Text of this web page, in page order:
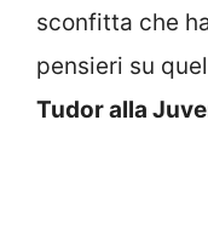
sconfitta che
pensieri su
Tudor alla